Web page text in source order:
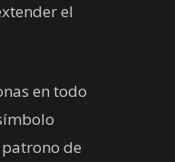
el
en todo
de